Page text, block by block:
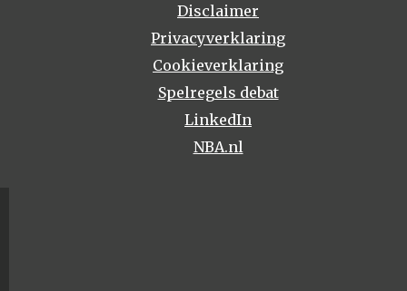
Disclaimer
Privacyverklaring
Cookieverklaring
Spelregels debat
LinkedIn
NBA.nl